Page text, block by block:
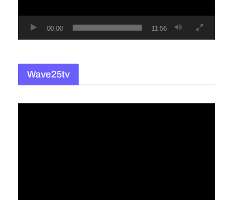
00:00 11:56
Wave25tv